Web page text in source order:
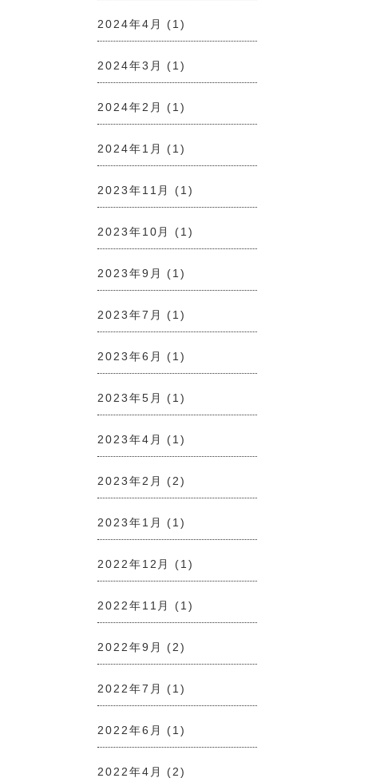
2024年4月 (1)
2024年3月 (1)
2024年2月 (1)
2024年1月 (1)
2023年11月 (1)
2023年10月 (1)
2023年9月 (1)
2023年7月 (1)
2023年6月 (1)
2023年5月 (1)
2023年4月 (1)
2023年2月 (2)
2023年1月 (1)
2022年12月 (1)
2022年11月 (1)
2022年9月 (2)
2022年7月 (1)
2022年6月 (1)
2022年4月 (2)